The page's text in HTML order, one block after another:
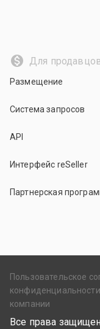
Для
Размещение
Система запросов
API
Интерфейс reSeller
Партнерская
Пользовательское
конфиденциальности
компании
Все права